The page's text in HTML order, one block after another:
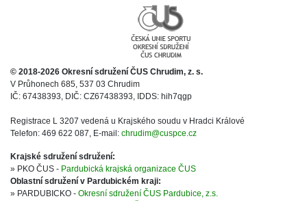
© 2018-2026 Okresní sdružení ČUS Chrudim, z. s.
V Průhonech 685, 537 03 Chrudim
IČ: 67438393, DIČ: CZ67438393, IDDS: hih7qgp
Registrace L 3207 vedená u Krajského soudu v Hradci Králové
Telefon: 469 622 087, E-mail: chrudim@cuspce.cz
Krajské sdružení sdružení:
» PKO ČUS - Pardubická krajská organizace ČUS
Oblastní sdružení v Pardubickém kraji:
» PARDUBICKO - Okresní sdružení ČUS Pardubice, z.s.